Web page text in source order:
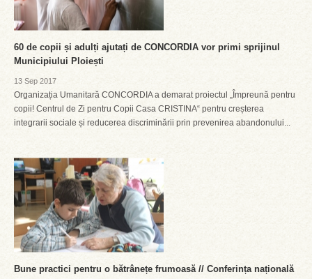
60 de copii și adulți ajutați de CONCORDIA vor primi sprijinul
Municipiului Ploiești
13 Sep 2017
Organizația Umanitară CONCORDIA a demarat proiectul „Împreună pentru
copii! Centrul de Zi pentru Copii Casa CRISTINA“ pentru creșterea
integrarii sociale și reducerea discriminării prin prevenirea abandonului...
Bune practici pentru o bătrânețe frumoasă // Conferința națională